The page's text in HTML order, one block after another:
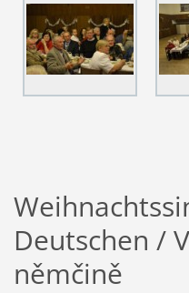
Deutschen /
němčině